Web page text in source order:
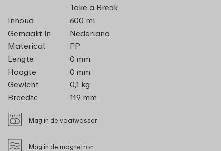
Take a Break
Inhoud
600 ml
Gemaakt in
Nederland
Materiaal
PP
Lengte
0 mm
Hoogte
0 mm
Gewicht
0,1 kg
Breedte
119 mm
Mag in de vaatwasser
Mag in de magnetron